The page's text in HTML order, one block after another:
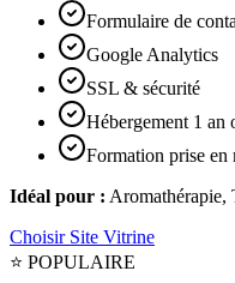
Formulaire de
Google Analytics
SSL & sécurité
Hébergement 1 an
Formation prise en
Idéal pour : Aromathérapie,
Choisir Site Vitrine
⭐ POPULAIRE